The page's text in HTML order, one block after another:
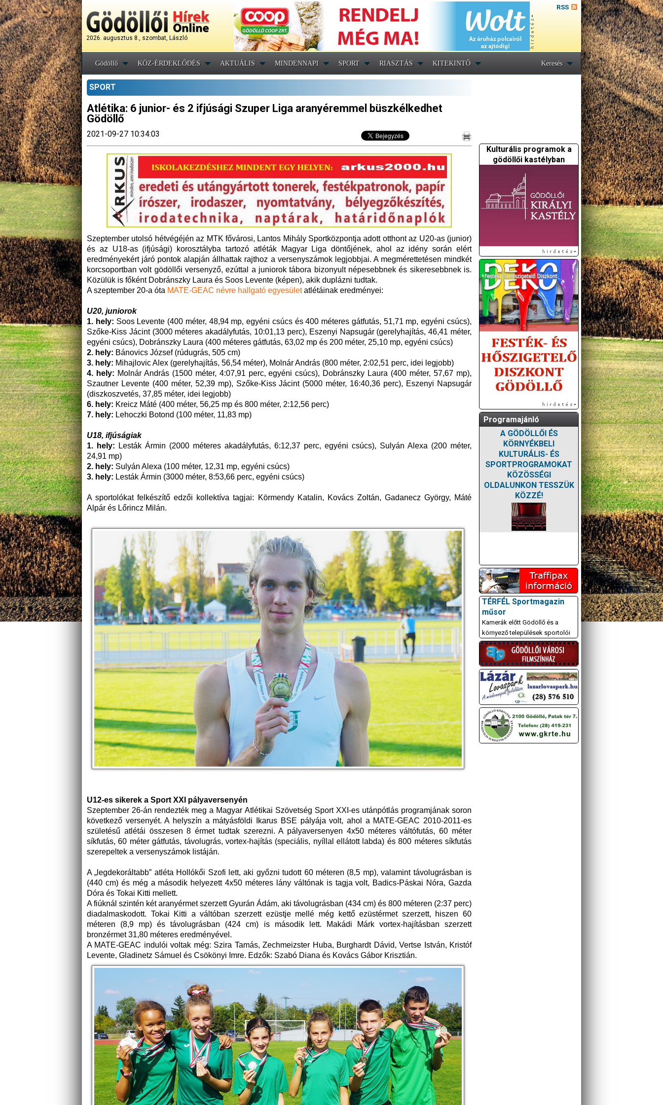
2026. augusztus 8., szombat, László
RSS
Gödöllő KÖZ-ÉRDEKLŐDÉS AKTUÁLIS MINDENNAPI SPORT RIASZTÁS KITEKINTŐ Keresés
SPORT
Atlétika: 6 junior- és 2 ifjúsági Szuper Liga aranyéremmel büszkélkedhet
Gödöllő
2021-09-27 10:34:03
Szeptember utolsó hétvégéjén az MTK fővárosi, Lantos Mihály Sportközpontja adott otthont az U20-as (junior)
és az U18-as (ifjúsági) korosztályba tartozó atléták Magyar Liga döntőjének, ahol az idény során elért
eredményekért járó pontok alapján állhattak rajthoz a versenyszámok legjobbjai. A megmérettetésen mindkét
korcsoportban volt gödöllői versenyző, ezúttal a juniorok tábora bizonyult népesebbnek és sikeresebbnek is.
Közülük is főként Dobránszky Laura és Soos Levente (képen), akik duplázni tudtak.
A szeptember 20-a óta MATE-GEAC névre hallgató egyesületatlétáinak eredményei:
U20, juniorok
1. hely: Soos Levente (400 méter, 48,94 mp, egyéni csúcs és 400 méteres gátfutás, 51,71 mp, egyéni csúcs),
Szőke-Kiss Jácint (3000 méteres akadályfutás, 10:01,13 perc), Eszenyi Napsugár (gerelyhajítás, 46,41 méter,
egyéni csúcs), Dobránszky Laura (400 méteres gátfutás, 63,02 mp és 200 méter, 25,10 mp, egyéni csúcs)
2. hely: Bánovics József (rúdugrás, 505 cm)
3. hely: Mihajlovic Alex (gerelyhajítás, 56,54 méter), Molnár András (800 méter, 2:02,51 perc, idei legjobb)
4. hely: Molnár András (1500 méter, 4:07,91 perc, egyéni csúcs), Dobránszky Laura (400 méter, 57,67 mp),
Szautner Levente (400 méter, 52,39 mp), Szőke-Kiss Jácint (5000 méter, 16:40,36 perc), Eszenyi Napsugár
(diszkoszvetés, 37,85 méter, idei legjobb)
6. hely: Kreicz Máté (400 méter, 56,25 mp és 800 méter, 2:12,56 perc)
7. hely: Lehoczki Botond (100 méter, 11,83 mp)
U18, ifjúságiak
1. hely: Lesták Ármin (2000 méteres akadályfutás, 6:12,37 perc, egyéni csúcs), Sulyán Alexa (200 méter,
24,91 mp)
2. hely: Sulyán Alexa (100 méter, 12,31 mp, egyéni csúcs)
3. hely: Lesták Ármin (3000 méter, 8:53,66 perc, egyéni csúcs)
A sportolókat felkészítő edzői kollektíva tagjai: Körmendy Katalin, Kovács Zoltán, Gadanecz György, Máté
Alpár és Lőrincz Milán.
U12-es sikerek a Sport XXI pályaversenyén
Szeptember 26-án rendezték meg a Magyar Atlétikai Szövetség Sport XXI-es utánpótlás programjának soron
következő versenyét. A helyszín a mátyásföldi Ikarus BSE pályája volt, ahol a MATE-GEAC 2010-2011-es
születésű atlétái összesen 8 érmet tudtak szerezni. A pályaversenyen 4x50 méteres váltófutás, 60 méter
síkfutás, 60 méter gátfutás, távolugrás, vortex-hajítás (speciális, nyíllal ellátott labda) és 800 méteres síkfutás
szerepeltek a versenyszámok listáján.
A „legdekoráltabb” atléta Hollókői Szofi lett, aki győzni tudott 60 méteren (8,5 mp), valamint távolugrásban is
(440 cm) és még a második helyezett 4x50 méteres lány váltónak is tagja volt, Badics-Páskai Nóra, Gazda
Dóra és Tokai Kitti mellett.
A fiúknál szintén két aranyérmet szerzett Gyurán Ádám, aki távolugrásban (434 cm) és 800 méteren (2:37 perc)
diadalmaskodott. Tokai Kitti a váltóban szerzett ezüstje mellé még kettő ezüstérmet szerzett, hiszen 60
méteren (8,9 mp) és távolugrásban (424 cm) is második lett. Makádi Márk vortex-hajításban szerzett
bronzérmet 31,80 méteres eredményével.
A MATE-GEAC indulói voltak még: Szira Tamás, Zechmeizster Huba, Burghardt Dávid, Vertse István, Kristóf
Levente, Gladinetz Sámuel és Csökönyi Imre. Edzők: Szabó Diana és Kovács Gábor Krisztián.
Kulturális programok a
gödöllői kastélyban
Programajánló
A GÖDÖLLŐI ÉS
KÖRNYÉKBELI
KULTURÁLIS- ÉS
SPORTPROGRAMOKAT
KÖZÖSSÉGI
OLDALUNKON TESSZÜK
KÖZZÉ!
TÉRFÉL Sportmagazin
műsor
Kamerák előtt Gödöllő és a
környező települések sportolói